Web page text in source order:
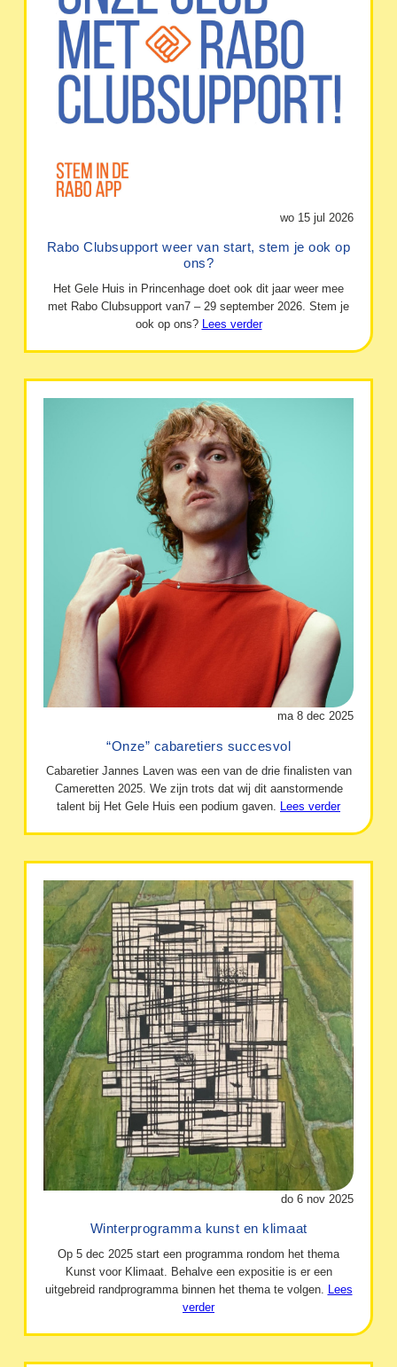
wo 15 jul 2026
Rabo Clubsupport weer van start, stem je ook op
ons?
Het Gele Huis in Princenhage doet ook dit jaar weer mee
met Rabo Clubsupport van7 – 29 september 2026. Stem je
ook op ons? Lees verder
ma 8 dec 2025
“Onze” cabaretiers succesvol
Cabaretier Jannes Laven was een van de drie finalisten van
Cameretten 2025. We zijn trots dat wij dit aanstormende
talent bij Het Gele Huis een podium gaven. Lees verder
do 6 nov 2025
Winterprogramma kunst en klimaat
Op 5 dec 2025 start een programma rondom het thema
Kunst voor Klimaat. Behalve een expositie is er een
uitgebreid randprogramma binnen het thema te volgen.
Lees
verder